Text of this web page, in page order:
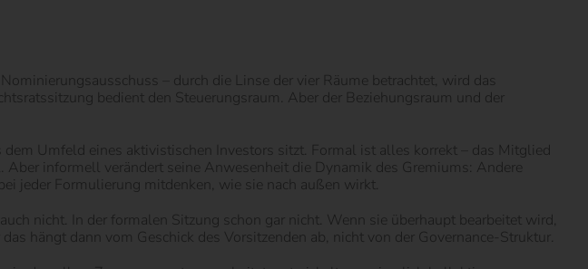
– durch die Linse der vier Räume betrachtet, wird das
bedient den Steuerungsraum. Aber der Beziehungsraum und der
Umfeld eines aktivistischen Investors sitzt. Formal ist alles korrekt – das Mitglied
informell verändert seine Anwesenheit die Dynamik des Gremiums: Andere
jeder Formulierung mitdenken, wie sie nach außen wirkt.
nicht. In der formalen Sitzung schon gar nicht. Wenn sie überhaupt bearbeitet wird,
hängt dann vom Geschick des Vorsitzenden ab, nicht von der Governance-Struktur.